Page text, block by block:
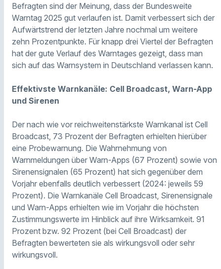
Befragten sind der Meinung, dass der Bundesweite
Warntag 2025 gut verlaufen ist. Damit verbessert sich der
Aufwärtstrend der letzten Jahre nochmal um weitere
zehn Prozentpunkte. Für knapp drei Viertel der Befragten
hat der gute Verlauf des Warntages gezeigt, dass man
sich auf das Warnsystem in Deutschland verlassen kann.
Effektivste Warnkanäle: Cell Broadcast, Warn-App
und Sirenen
Der nach wie vor reichweitenstärkste Warnkanal ist Cell
Broadcast, 73 Prozent der Befragten erhielten hierüber
eine Probewarnung. Die Wahrnehmung von
Warnmeldungen über Warn-Apps (67 Prozent) sowie von
Sirenensignalen (65 Prozent) hat sich gegenüber dem
Vorjahr ebenfalls deutlich verbessert (2024: jeweils 59
Prozent). Die Warnkanäle Cell Broadcast, Sirenensignale
und Warn-Apps erhielten wie im Vorjahr die höchsten
Zustimmungswerte im Hinblick auf ihre Wirksamkeit. 91
Prozent bzw. 92 Prozent (bei Cell Broadcast) der
Befragten bewerteten sie als wirkungsvoll oder sehr
wirkungsvoll.